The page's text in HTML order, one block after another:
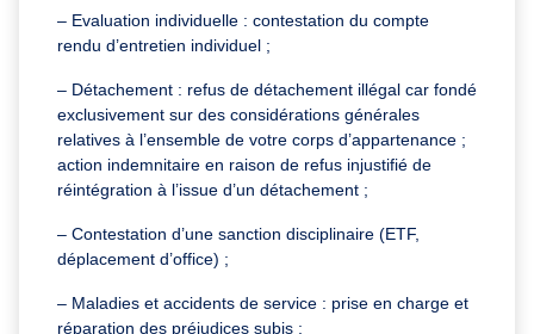
– Evaluation individuelle : contestation du compte
rendu d’entretien individuel ;
– Détachement : refus de détachement illégal car fondé
exclusivement sur des considérations générales
relatives à l’ensemble de votre corps d’appartenance ;
action indemnitaire en raison de refus injustifié de
réintégration à l’issue d’un détachement ;
– Contestation d’une sanction disciplinaire (ETF,
déplacement d’office) ;
– Maladies et accidents de service : prise en charge et
réparation des préjudices subis ;